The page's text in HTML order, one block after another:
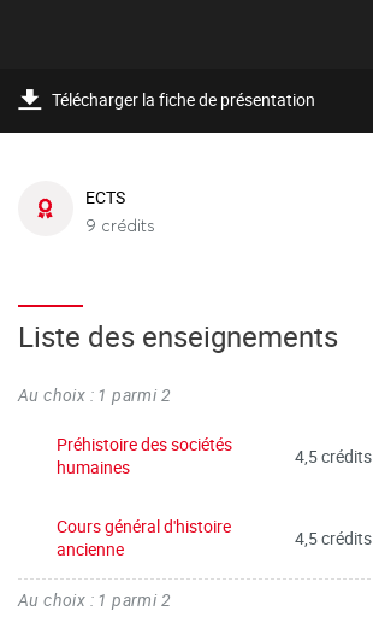
Télécharger la fiche de présentation
ECTS
9 crédits
Liste des enseignements
Au choix : 1 parmi 2
Préhistoire des sociétés
humaines
4,5 crédits
Cours général d'histoire
ancienne
4,5 crédits
Au choix : 1 parmi 2